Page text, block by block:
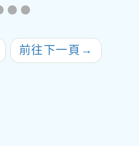
校園處理』- 提升教師
能實施計畫」
前往下一頁 →